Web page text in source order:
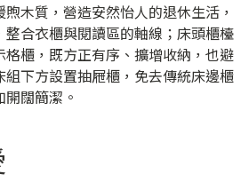
木質，營造安然怡人的退休生活，
合衣櫃與閱讀區的軸線；床頭櫃檯
櫃，既方正有序、擴增收納，也避
下方設置抽屜櫃，免去傳統床邊櫃
闊簡潔。